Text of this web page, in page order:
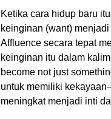
Ketika cara hidup baru
keinginan (want)
Affluence secara tepat
keinginan itu dalam
become not just
untuk memiliki
meningkat menjadi inti